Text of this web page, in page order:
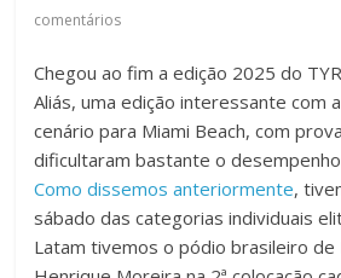
comentários
Chegou ao fim a edição 2025 do
Aliás, uma edição interessante com
cenário para Miami Beach, com
dificultaram bastante o
Como dissemos anteriormente,
sábado das categorias individuais
Latam tivemos o pódio brasileiro de